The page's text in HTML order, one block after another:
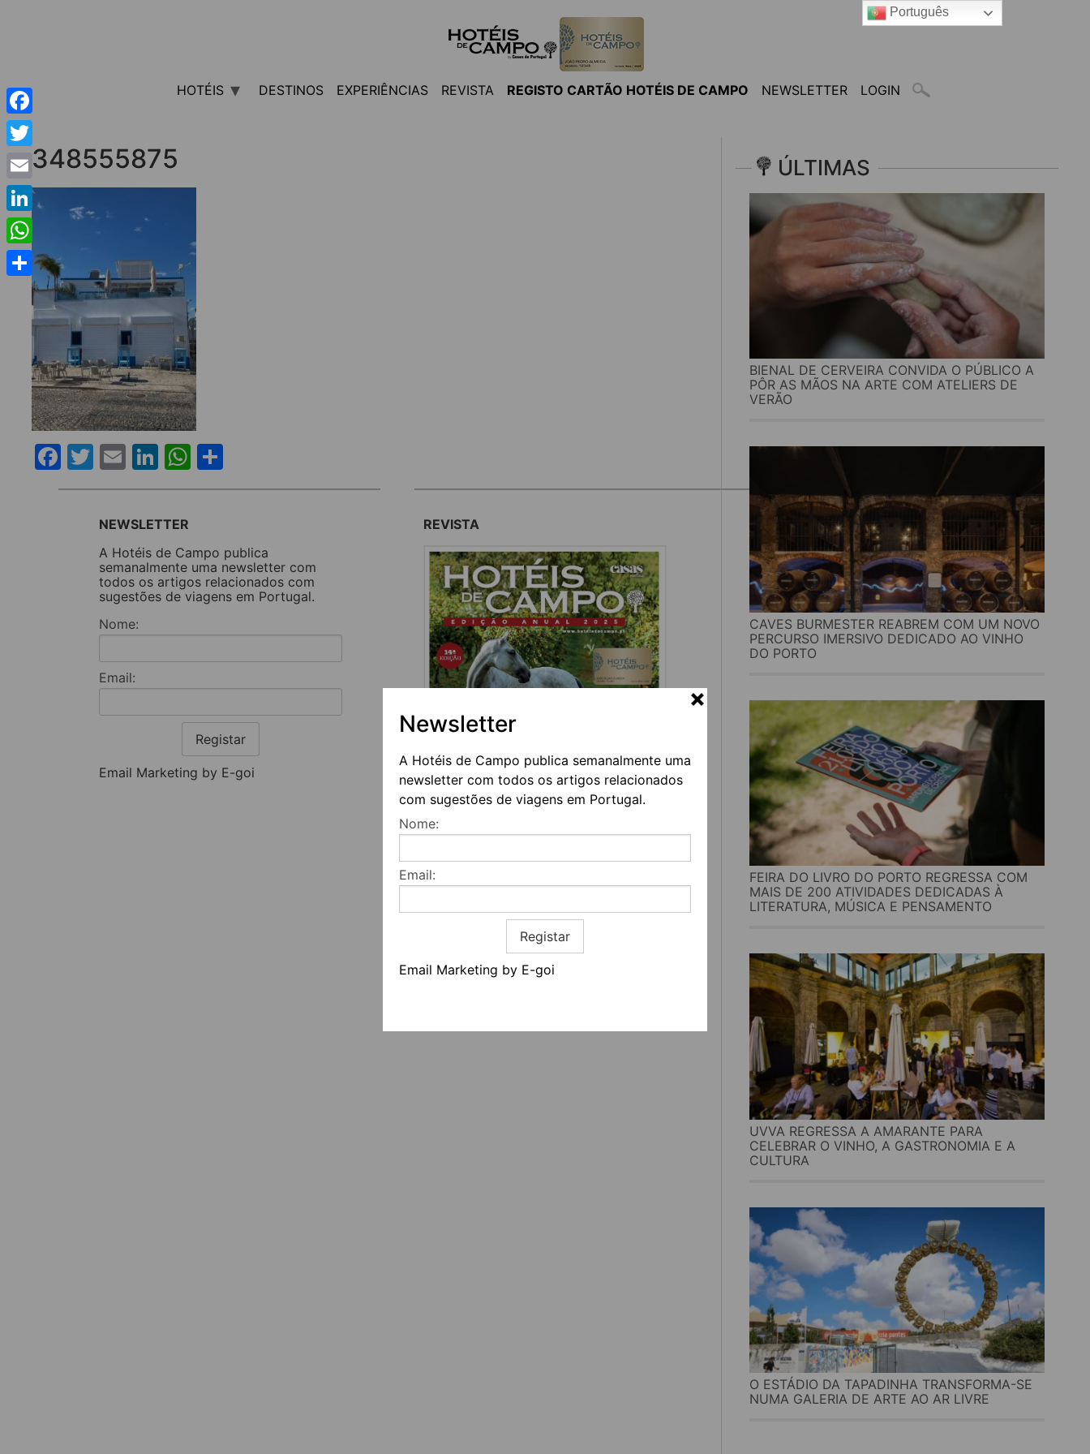
Newsletter
A Hotéis de Campo publica semanalmente uma
newsletter com todos os artigos relacionados
com sugestões de viagens em Portugal.
Nome:
Email:
Registar
Email Marketing by E-goi
HOTÉIS DESTINOS EXPERIÊNCIAS REVISTA REGISTO CARTÃO HOTÉIS DE CAMPO NEWSLETTER LOGIN
348555875
Facebook
Twitter
EmailLinkedIn
WhatsApp
ÚLTIMAS
BIENAL DE CERVEIRA CONVIDA O PÚBLICO A
PÔR AS MÃOS NA ARTE COM ATELIERS DE
VERÃO
CAVES BURMESTER REABREM COM UM NOVO
PERCURSO IMERSIVO DEDICADO AO VINHO
DO PORTO
FEIRA DO LIVRO DO PORTO REGRESSA COM
MAIS DE 200 ATIVIDADES DEDICADAS À
LITERATURA, MÚSICA E PENSAMENTO
UVVA REGRESSA A AMARANTE PARA
CELEBRAR O VINHO, A GASTRONOMIA E A
CULTURA
O ESTÁDIO DA TAPADINHA TRANSFORMA-SE
NUMA GALERIA DE ARTE AO AR LIVRE
NEWSLETTER
A Hotéis de Campo publica
semanalmente uma newsletter com
todos os artigos relacionados com
sugestões de viagens em Portugal.
Nome:
Email:
Registar
Email Marketing by E-goi
REVISTA
Quem somos
Contactos
Facebook
Twitter
Email
LinkedIn
WhatsApp
Share
Português